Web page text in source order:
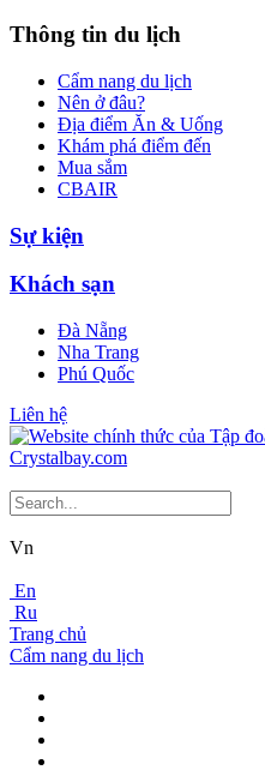
Thông tin du lịch
Cẩm nang du lịch
Nên ở đâu?
Địa điểm Ăn & Uống
Khám phá điểm đến
Mua sắm
CBAIR
Sự kiện
Khách sạn
Đà Nẵng
Nha Trang
Phú Quốc
Liên hệ
Vn
En
Ru
Trang chủ
Cẩm nang du lịch